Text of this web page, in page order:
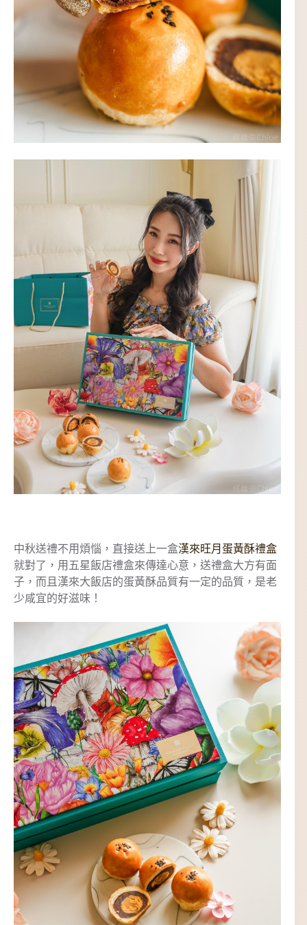
中秋送禮不用煩惱，直接送上一盒漢來旺月蛋黃酥禮盒
就對了，用五星飯店禮盒來傳達心意，送禮盒大方有面
子，而且漢來大飯店的蛋黃酥品質有一定的品質，是老
少咸宜的好滋味！